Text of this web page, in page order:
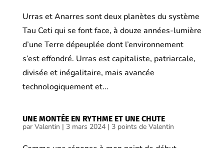
Urras et Anarres sont deux planètes du système
Tau Ceti qui se font face, à douze années-lumière
d’une Terre dépeuplée dont l’environnement
s’est effondré. Urras est capitaliste, patriarcale,
divisée et inégalitaire, mais avancée
technologiquement et...
UNE MONTÉE EN RYTHME ET UNE CHUTE
par Valentin | 3 mars 2024| 3 points de Valentin